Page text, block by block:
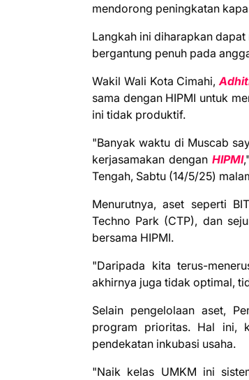
mendorong peningkatan
Langkah ini diharapkan
bergantung penuh pada
Wakil Wali Kota Cimahi,
sama dengan HIPMI untuk
ini tidak produktif.
"Banyak waktu di Muscab
kerjasamakan denganHIPMI
Tengah, Sabtu (14/5/25)
Menurutnya, aset seperti
Techno Park (CTP), dan
bersama HIPMI.
"Daripada kita terus-
akhirnya juga tidak optimal,
Selain pengelolaan aset,
program prioritas. Hal ini,
pendekatan inkubasi usaha.
"Naik kelas UMKM ini